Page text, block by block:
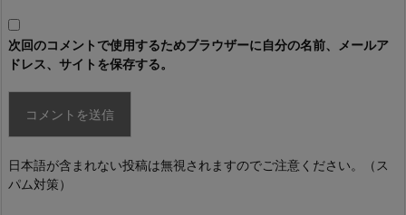
次回のコメントで使用するためブラウザーに自分の名前、メールア
ドレス、サイトを保存する。
日本語が含まれない投稿は無視されますのでご注意ください。（ス
パム対策）